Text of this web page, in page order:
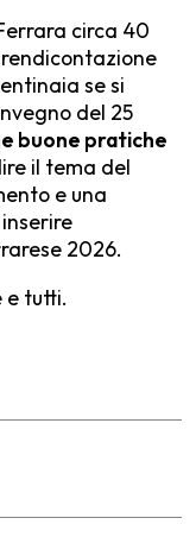
circa 40
se si
del 25
buone pratiche
il tema del
e una
2026.
e tutti.